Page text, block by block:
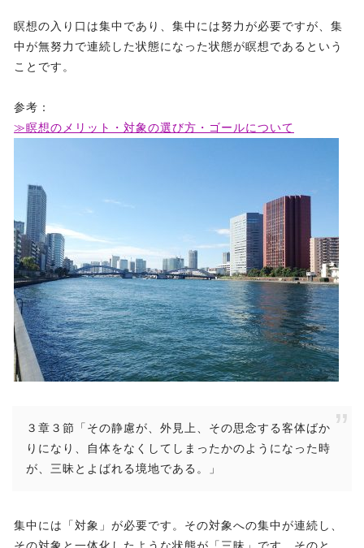
瞑想の入り口は集中であり、集中には努力が必要ですが、集
中が無努力で連続した状態になった状態が瞑想であるという
ことです。
参考：
≫瞑想のメリット・対象の選び方・ゴールについて
３章３節「その静慮が、外見上、その思念する客体ばか
りになり、自体をなくしてしまったかのようになった時
が、三昧とよばれる境地である。」
集中には「対象」が必要です。その対象への集中が連続し、